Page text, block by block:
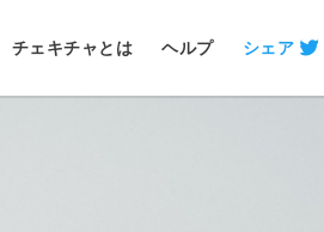
チェキチャとは ヘルプ シェア